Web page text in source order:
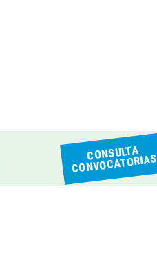
CONSULTA
CONVOCATORIAS